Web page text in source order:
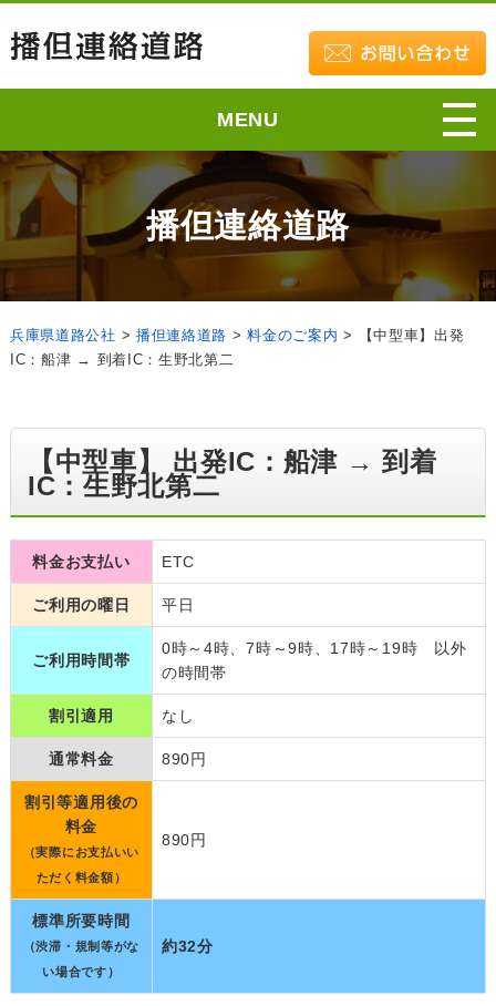
MENU
播但連絡道路
兵庫県道路公社 > 播但連絡道路 >料金のご案内 >
【中型車】出発
IC：船津 → 到着IC：生野北第二
【中型車】 出発IC：船津 → 到着
IC：生野北第二
料金お支払い ETC
ご利用の曜日 平日
ご利用時間帯
0時～4時、7時～9時、17時～19時 以外
の時間帯
割引適用 なし
通常料金 890円
割引等適用後の
料金
（実際にお支払いい
ただく料金額）
890円
標準所要時間
（渋滞・規制等がな
い場合です）
約32分